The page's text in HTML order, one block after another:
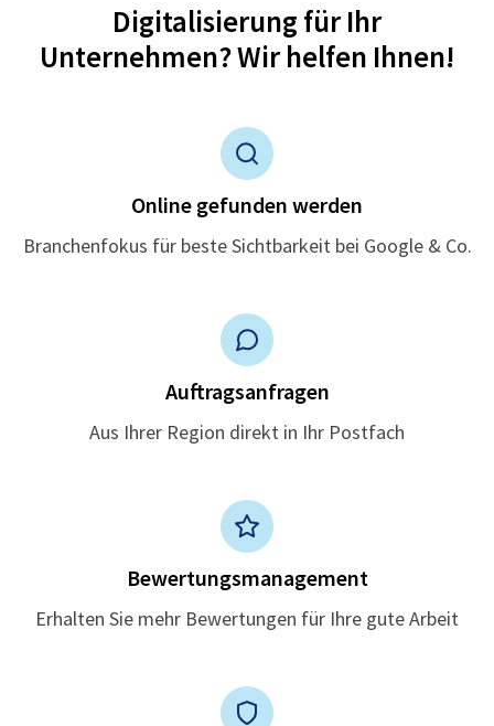
Digitalisierung für Ihr
Unternehmen? Wir helfen Ihnen!
Online gefunden werden
Branchenfokus für beste Sichtbarkeit bei Google & Co.
Auftragsanfragen
Aus Ihrer Region direkt in Ihr Postfach
Bewertungsmanagement
Erhalten Sie mehr Bewertungen für Ihre gute Arbeit